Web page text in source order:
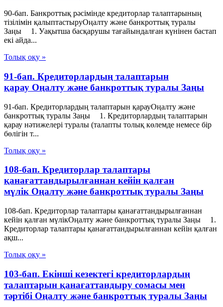
90-бап. Банкроттық рәсімінде кредиторлар талаптарының
тізілімін қалыптастыруОңалту және банкроттық туралы
Заңы 1. Уақытша басқарушы тағайындалған күнінен бастап
екі айда...
Толық оқу »
91-бап. Кредиторлардың талаптарын
қарау Оңалту және банкроттық туралы Заңы
91-бап. Кредиторлардың талаптарын қарауОңалту және
банкроттық туралы Заңы 1. Кредиторлардың талаптарын
қарау нәтижелері туралы (талапты толық көлемде немесе бір
бөлігін т...
Толық оқу »
108-бап. Кредиторлар талаптары
қанағаттандырылғаннан кейін қалған
мүлік Оңалту және банкроттық туралы Заңы
108-бап. Кредиторлар талаптары қанағаттандырылғаннан
кейін қалған мүлікОңалту және банкроттық туралы Заңы 1.
Кредиторлар талаптары қанағаттандырылғаннан кейін қалған
ақш...
Толық оқу »
103-бап. Екінші кезектегі кредиторлардың
талаптарын қанағаттандыру сомасы мен
тәртібі Оңалту және банкроттық туралы Заңы